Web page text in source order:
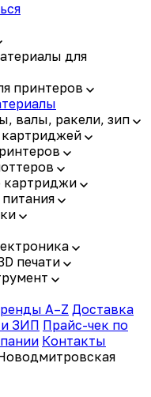
для
принтеров
валы, ракели, зип
печати
A–Z Доставка
ЗИП Прайс-чек по
Контакты